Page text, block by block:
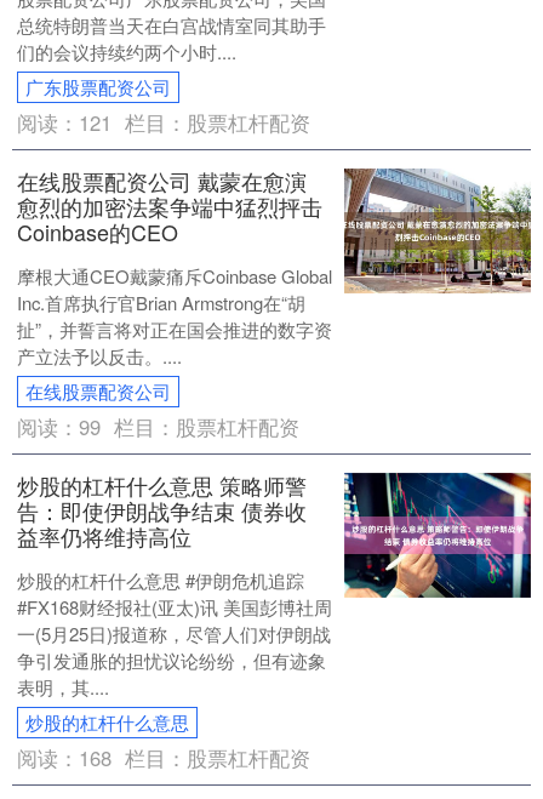
总统特朗普当天在白宫战情室同其助手
们的会议持续约两个小时....
广东股票配资公司
阅读： 121 栏目： 股票杠杆配资
在线股票配资公司 戴蒙在愈演
愈烈的加密法案争端中猛烈抨击
Coinbase的CEO
摩根大通CEO戴蒙痛斥Coinbase Global
Inc.首席执行官Brian Armstrong在“胡
扯”，并誓言将对正在国会推进的数字资
产立法予以反击。....
在线股票配资公司
阅读：99 栏目： 股票杠杆配资
炒股的杠杆什么意思 策略师警
告：即使伊朗战争结束 债券收
益率仍将维持高位
炒股的杠杆什么意思 #伊朗危机追踪
#FX168财经报社(亚太)讯 美国彭博社周
一(5月25日)报道称，尽管人们对伊朗战
争引发通胀的担忧议论纷纷，但有迹象
表明，其....
炒股的杠杆什么意思
阅读： 168 栏目： 股票杠杆配资